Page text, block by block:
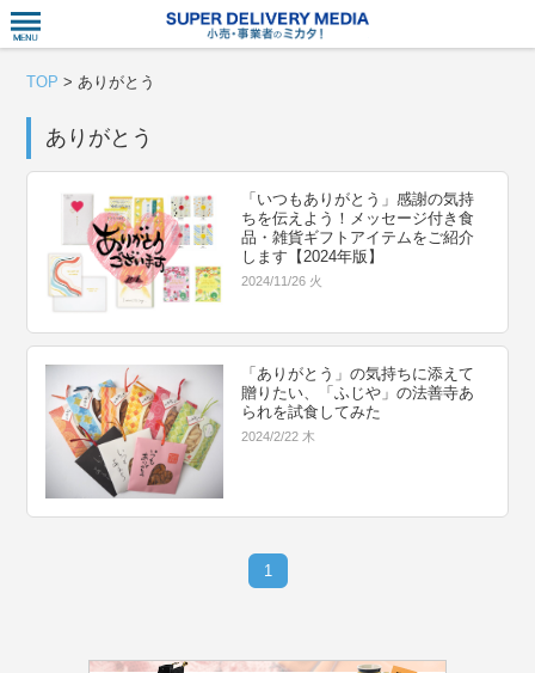
TOP >ありがとう
ありがとう
「いつもありがとう」感謝の気持
ちを伝えよう！メッセージ付き食
品・雑貨ギフトアイテムをご紹介
します【2024年版】
2024/11/26 火
「ありがとう」の気持ちに添えて
贈りたい、「ふじや」の法善寺あ
られを試食してみた
2024/2/22 木
1